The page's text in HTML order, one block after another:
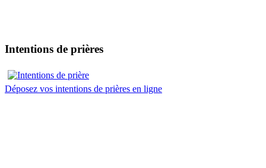
Intentions de prières
Déposez vos intentions de prières en ligne